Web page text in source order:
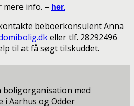
info. – her.
beboerkonsulent Anna
eller tlf. 28292496
til at få søgt tilskuddet.
boligorganisation med
i Aarhus og Odder